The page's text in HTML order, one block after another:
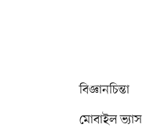
বিজ্ঞানচিন্তা
মোবাইল ভ্যাস